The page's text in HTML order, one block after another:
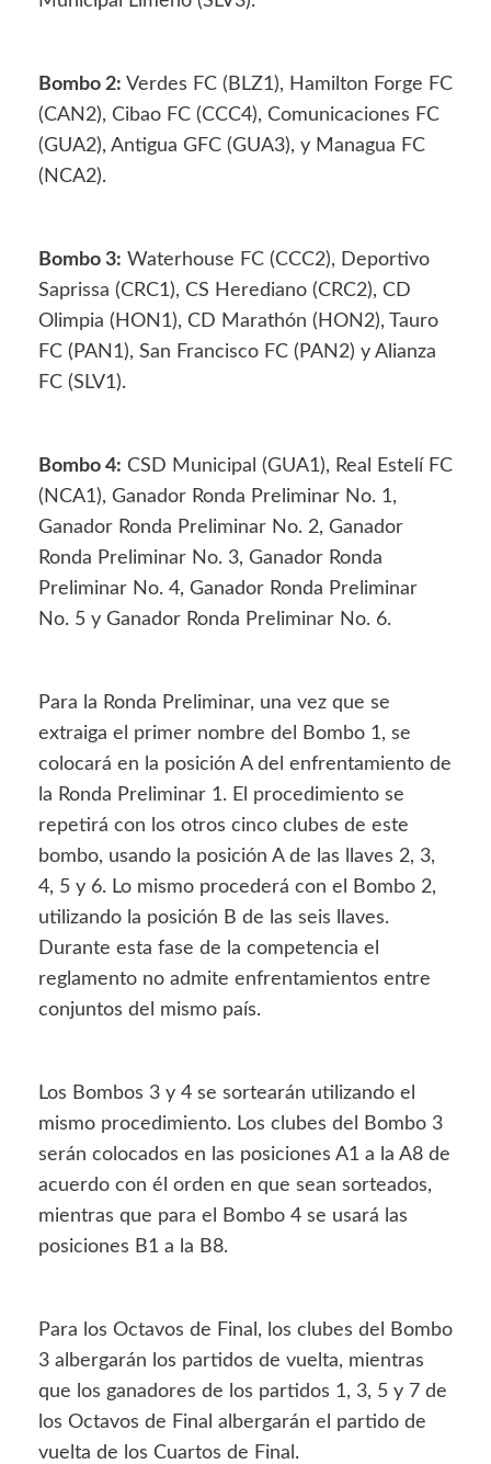
Bombo 2: Verdes FC (BLZ1), Hamilton Forge FC
(CAN2), Cibao FC (CCC4), Comunicaciones FC
(GUA2), Antigua GFC (GUA3), y Managua FC
(NCA2).
Bombo 3: Waterhouse FC (CCC2), Deportivo
Saprissa (CRC1), CS Herediano (CRC2), CD
Olimpia (HON1), CD Marathón (HON2), Tauro
FC (PAN1), San Francisco FC (PAN2) y Alianza
FC (SLV1).
Bombo 4: CSD Municipal (GUA1), Real Estelí FC
(NCA1), Ganador Ronda Preliminar No. 1,
Ganador Ronda Preliminar No. 2, Ganador
Ronda Preliminar No. 3, Ganador Ronda
Preliminar No. 4, Ganador Ronda Preliminar
No. 5 y Ganador Ronda Preliminar No. 6.
Para la Ronda Preliminar, una vez que se
extraiga el primer nombre del Bombo 1, se
colocará en la posición A del enfrentamiento de
la Ronda Preliminar 1. El procedimiento se
repetirá con los otros cinco clubes de este
bombo, usando la posición A de las llaves 2, 3,
4, 5 y 6. Lo mismo procederá con el Bombo 2,
utilizando la posición B de las seis llaves.
Durante esta fase de la competencia el
reglamento no admite enfrentamientos entre
conjuntos del mismo país.
Los Bombos 3 y 4 se sortearán utilizando el
mismo procedimiento. Los clubes del Bombo 3
serán colocados en las posiciones A1 a la A8 de
acuerdo con él orden en que sean sorteados,
mientras que para el Bombo 4 se usará las
posiciones B1 a la B8.
Para los Octavos de Final, los clubes del Bombo
3 albergarán los partidos de vuelta, mientras
que los ganadores de los partidos 1, 3, 5 y 7 de
los Octavos de Final albergarán el partido de
vuelta de los Cuartos de Final.